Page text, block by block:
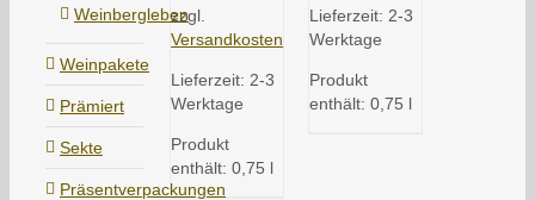
zzgl.
Versandkosten
Lieferzeit: 2-3
Werktage
Produkt
enthält: 0,75 l
Lieferzeit: 2-3
Werktage
Produkt
enthält: 0,75 l
Weinbergleben
Weinpakete
Prämiert
Sekte
Präsentverpackungen